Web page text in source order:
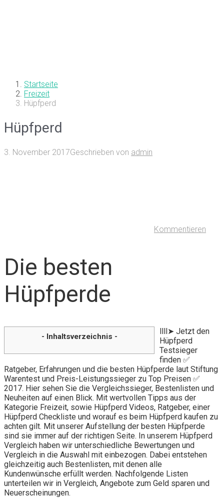
Startseite
Freizeit
Hüpfperd
Hüpfperd
3. November 2017Geschrieben von admin
Kommentieren
Die besten
Hüpfperde
- Inhaltsverzeichnis -
llll➤ Jetzt den
Hüpfperd
Testsieger
finden ✅
Ratgeber, Erfahrungen und die besten Hüpfperde laut Stiftung
Warentest und Preis-Leistungssieger zu Top Preisen ✅
2017. Hier sehen Sie die Vergleichssieger, Bestenlisten und
Neuheiten auf einen Blick. Mit wertvollen Tipps aus der
Kategorie Freizeit, sowie Hüpfperd Videos, Ratgeber, einer
Hüpfperd Checkliste und worauf es beim Hüpfperd kaufen zu
achten gilt. Mit unserer Aufstellung der besten Hüpfperde
sind sie immer auf der richtigen Seite. In unserem Hüpfperd
Vergleich haben wir unterschiedliche Bewertungen und
Vergleich in die Auswahl mit einbezogen. Dabei entstehen
gleichzeitig auch Bestenlisten, mit denen alle
Kundenwünsche erfüllt werden. Nachfolgende Listen
unterteilen wir in Vergleich, Angebote zum Geld sparen und
Neuerscheinungen.